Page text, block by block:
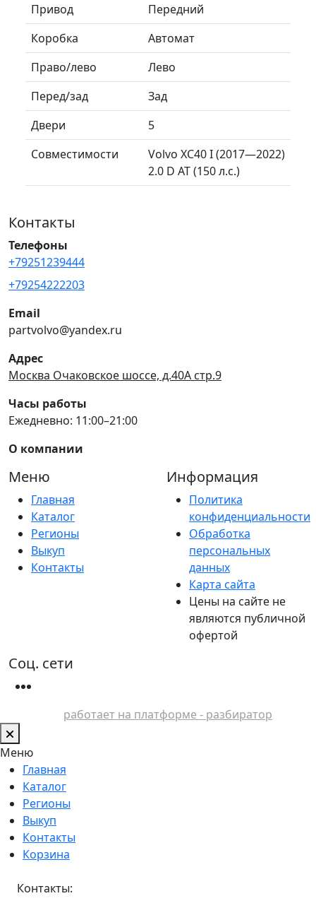
Привод
Передний
Коробка
Автомат
Право/лево
Лево
Перед/зад
Зад
Двери
5
Совместимости
Volvo XC40 I (2017—2022)
2.0 D AT (150 л.с.)
Контакты
Телефоны
+79251239444
+79254222203
Email
partvolvo@yandex.ru
Адрес
Москва Очаковское шоссе, д.40А стр.9
Часы работы
Ежедневно: 11:00–21:00
О компании
Меню
Главная
Каталог
Регионы
Выкуп
Контакты
Информация
Политика
конфиденциальности
Обработка
персональных
данных
Карта сайта
Цены на сайте не
являются публичной
офертой
Соц. сети
работает на платформе - разбиратор
Меню
Главная
Каталог
Регионы
Выкуп
Контакты
Корзина
Контакты: